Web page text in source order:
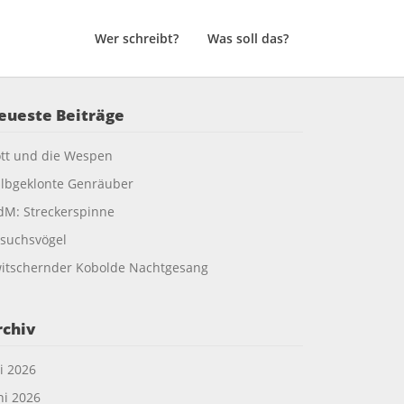
Wer schreibt? Was soll das?
Beiträge
und die Wespen
Genräuber
Streckerspinne
Kobolde Nachtgesang
2026
2026